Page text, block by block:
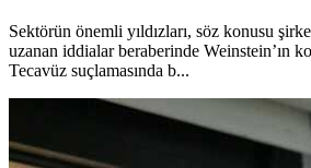
Sektörün önemli yıldızları, söz konusu
uzanan iddialar beraberinde Weinstein’ın
Tecavüz suçlamasında b...